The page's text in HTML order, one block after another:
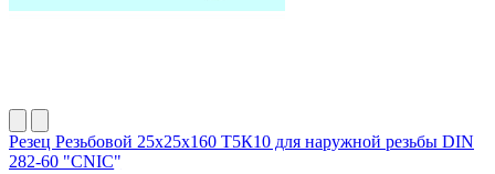
Резец Резьбовой 25х25х160 Т5К10 для наружной резьбы DIN
282-60 "CNIC"